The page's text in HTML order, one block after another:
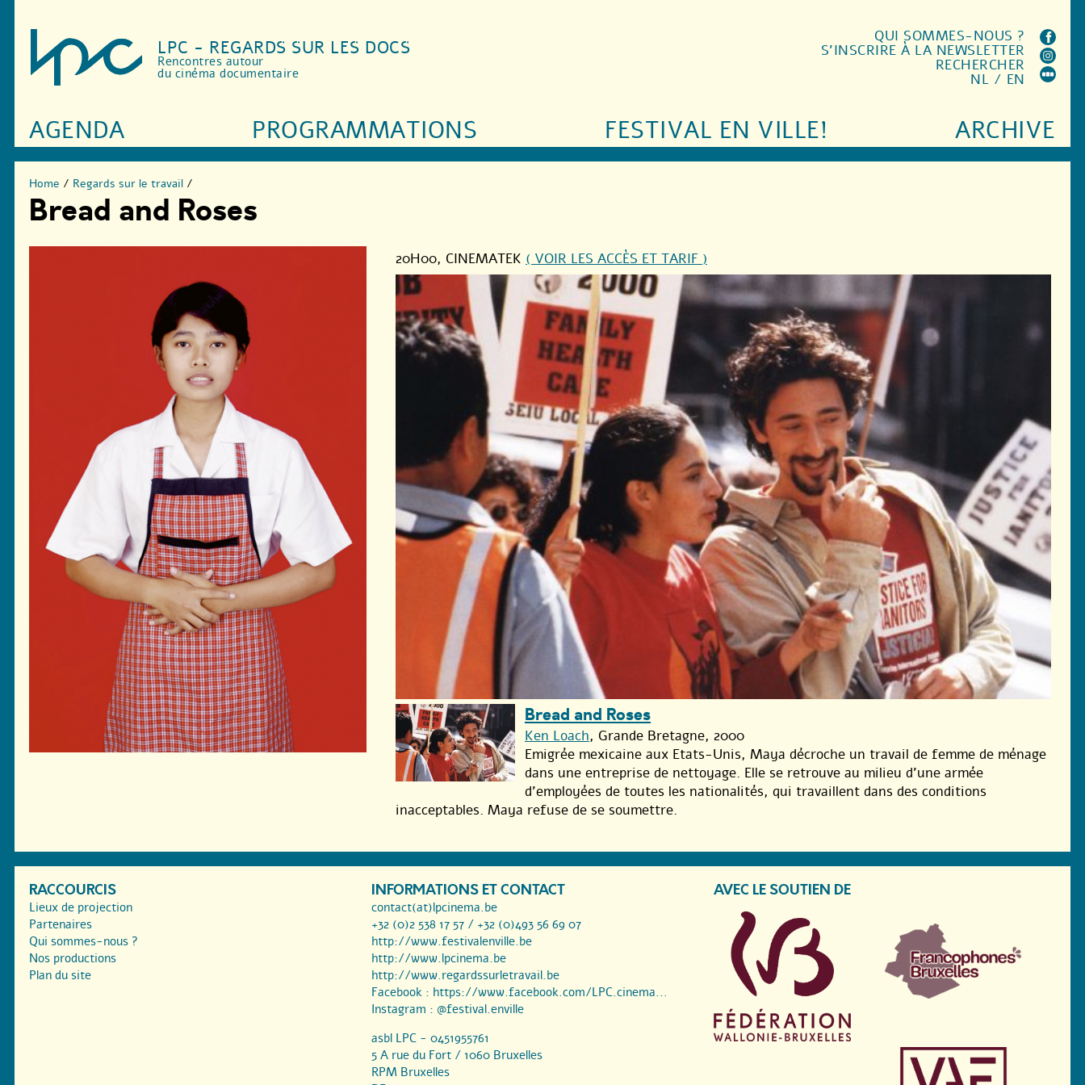
LPC - REGARDS SUR LES DOCS
Rencontres autour
du cinéma documentaire
AGENDA PROGRAMMATIONS FESTIVAL EN VILLE! ARCHIVE
QUI SOMMES-NOUS ?
S'INSCRIRE À LA NEWSLETTER
RECHERCHER
NL / EN
Home / Regards sur le travail /
Bread and Roses
20H00, CINEMATEK ( VOIR LES ACCÈS ET TARIF )
Bread and Roses
Ken Loach, Grande Bretagne, 2000
Emigrée mexicaine aux Etats-Unis, Maya décroche un travail de femme de ménage
dans une entreprise de nettoyage. Elle se retrouve au milieu d’une armée
d’employées de toutes les nationalités, qui travaillent dans des conditions
inacceptables. Maya refuse de se soumettre.
RACCOURCIS
Lieux de projection
Partenaires
Qui sommes-nous ?
Nos productions
Plan du site
INFORMATIONS ET CONTACT
contact(at)lpcinema.be
+32 (0)2 538 17 57 / +32 (0)493 56 69 07
http://www.festivalenville.be
http://www.lpcinema.be
http://www.regardssurletravail.be
Facebook : https://www.facebook.com/LPC.cinema...
Instagram : @festival.enville
asbl LPC - 0451955761
5 A rue du Fort / 1060 Bruxelles
RPM Bruxelles
AVEC LE SOUTIEN DE